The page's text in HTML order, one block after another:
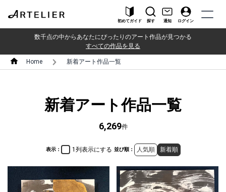
初めてガイド 探す 通知 ログイン
数千点の中からあなたにぴったりのアート作品が見つかる
すべての作品を見る
Home 新着アート作品一覧
新着アート作品一覧
6,269件
表示： 1列表示にする 並び順： 人気順 新着順